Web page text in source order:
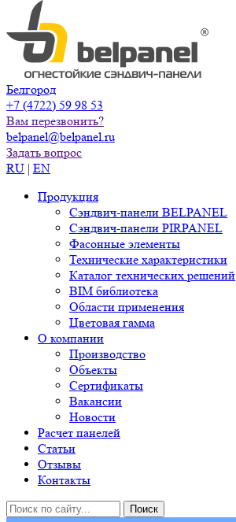
Белгород
+7 (4722) 59 98 53
Вам перезвонить?
belpanel@belpanel.ru
Задать вопрос
RU | EN
Продукция
Сэндвич-панели BELPANEL
Сэндвич-панели PIRPANEL
Фасонные элементы
Технические характеристики
Каталог технических решений
BIM библиотека
Области применения
Цветовая гамма
О компании
Производство
Объекты
Сертификаты
Вакансии
Новости
Расчет панелей
Статьи
Отзывы
Контакты